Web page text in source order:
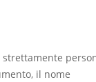
il nome